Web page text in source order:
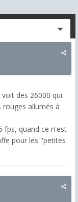
des 26000 qui
rouges allumés à
fps, quand ce n'est
pour les "petites